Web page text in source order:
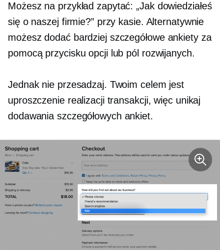
Możesz na przykład zapytać: „Jak dowiedziałeś
się o naszej firmie?” przy kasie. Alternatywnie
możesz dodać bardziej szczegółowe ankiety za
pomocą przycisku opcji lub pól rozwijanych.
Jednak nie przesadzaj. Twoim celem jest
uproszczenie realizacji transakcji, więc unikaj
dodawania szczegółowych ankiet.